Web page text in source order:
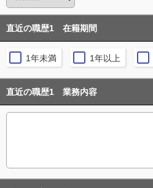
直近の職歴1 在籍期間
1年未満 1年以上
直近の職歴1 業務内容